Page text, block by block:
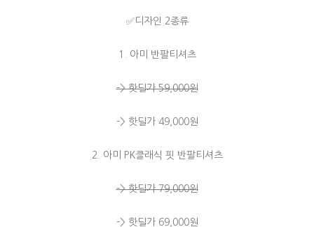
✅디자인 2종류
1. 아미 반팔티셔츠
-> 핫딜가 59,000원
-> 핫딜가 49,000원
2. 아미 PK클래식 핏 반팔티셔츠
-> 핫딜가 79,000원
-> 핫딜가 69,000원